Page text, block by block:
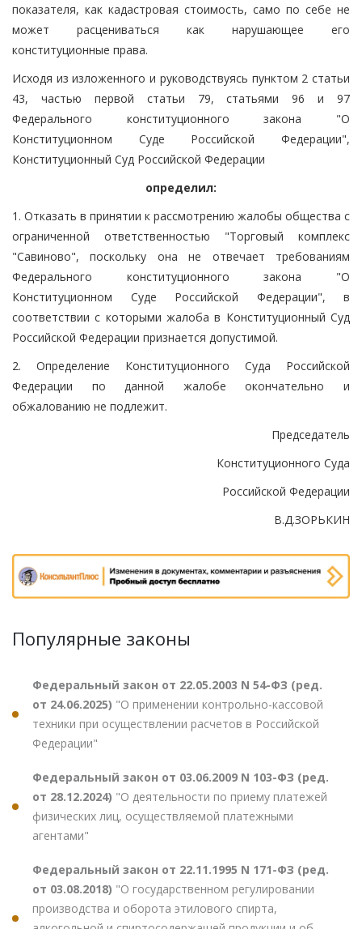
показателя, как кадастровая стоимость, само по себе не
может расцениваться как нарушающее его
конституционные права.
Исходя из изложенного и руководствуясь пунктом 2 статьи
43, частью первой статьи 79, статьями 96 и 97
Федерального конституционного закона "О
Конституционном Суде Российской Федерации",
Конституционный Суд Российской Федерации
определил:
1. Отказать в принятии к рассмотрению жалобы общества с
ограниченной ответственностью "Торговый комплекс
"Савиново", поскольку она не отвечает требованиям
Федерального конституционного закона "О
Конституционном Суде Российской Федерации", в
соответствии с которыми жалоба в Конституционный Суд
Российской Федерации признается допустимой.
2. Определение Конституционного Суда Российской
Федерации по данной жалобе окончательно и
обжалованию не подлежит.
Председатель
Конституционного Суда
Российской Федерации
В.Д.ЗОРЬКИН
Популярные законы
Федеральный закон от 22.05.2003 N 54-ФЗ (ред.
от 24.06.2025) "О применении контрольно-кассовой
техники при осуществлении расчетов в Российской
Федерации"
Федеральный закон от 03.06.2009 N 103-ФЗ (ред.
от 28.12.2024) "О деятельности по приему платежей
физических лиц, осуществляемой платежными
агентами"
Федеральный закон от 22.11.1995 N 171-ФЗ (ред.
от 03.08.2018) "О государственном регулировании
производства и оборота этилового спирта,